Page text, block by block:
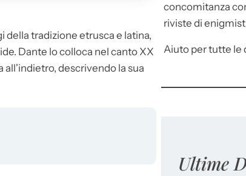
della tradizione etrusca e latina,
Dante lo colloca nel canto XX
descrivendo la sua
concomitanza
riviste di
Aiuto per tutte le
Ultime